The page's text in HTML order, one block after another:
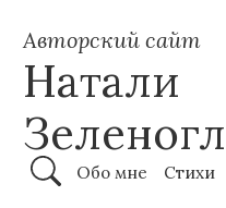
Авторский сайт
Натали
Обо мне Стихи